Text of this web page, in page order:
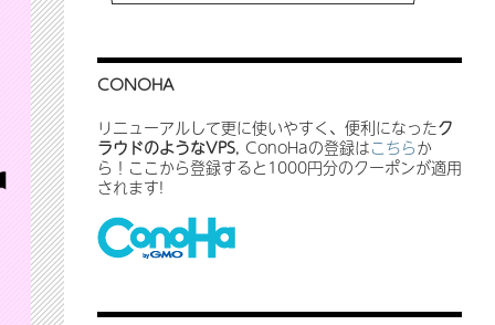
CONOHA
リニューアルして更に使いやすく、便利になったク
ラウドのようなVPS, ConoHaの登録はこちらか
ら！ここから登録すると1000円分のクーポンが適用
されます!